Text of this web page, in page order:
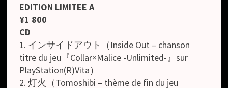
EDITION LIMITEE A
¥1 800
CD
1. インサイドアウト（Inside Out – chanson
titre du jeu『Collar×Malice -Unlimited-』sur
PlayStation(R)Vita）
2. 灯火（Tomoshibi – thème de fin du jeu